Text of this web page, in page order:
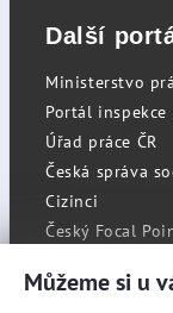
Další
Ministerstvo
Portál inspekce
Úřad práce ČR
Česká správa
Cizinci
Český Focal
Můžeme si u